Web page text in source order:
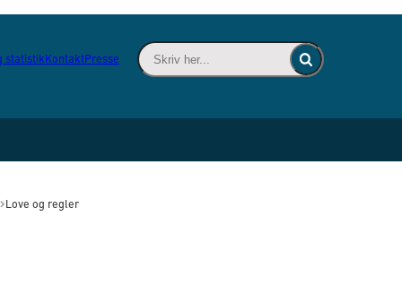
statistikKontaktPresse
Skriv her... - Indsæt søgeord for at søge
Fold søgefelt ind
Love og regler